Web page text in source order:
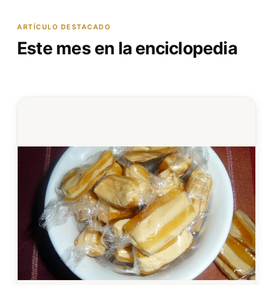
ARTÍCULO DESTACADO
Este mes en la enciclopedia